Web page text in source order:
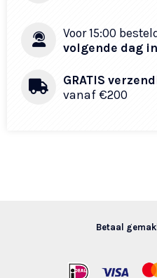
Voor 15:00 besteld
volgende dag
GRATIS
vanaf €200
Betaal